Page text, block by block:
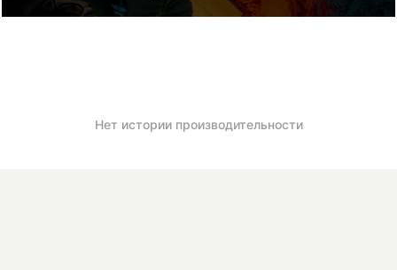
Нет истории производительности